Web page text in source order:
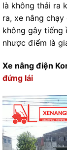
là không thải ra
ra, xe nâng
không gây tiếng
nhược điểm là
Xe nâng điện
đứng lái